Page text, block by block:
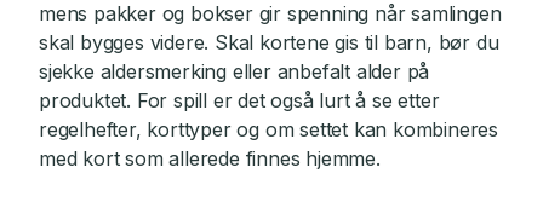
mens pakker og bokser gir spenning når samlingen
skal bygges videre. Skal kortene gis til barn, bør du
sjekke aldersmerking eller anbefalt alder på
produktet. For spill er det også lurt å se etter
regelhefter, korttyper og om settet kan kombineres
med kort som allerede finnes hjemme.